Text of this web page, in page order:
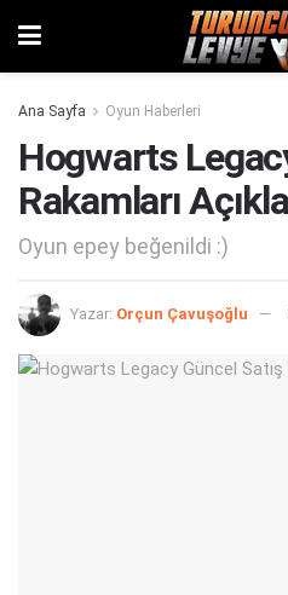
Ana Sayfa Oyun Haberleri
Hogwarts
Rakamları
Oyun epey beğenildi :)
Yazar: Orçun Çavuşoğlu